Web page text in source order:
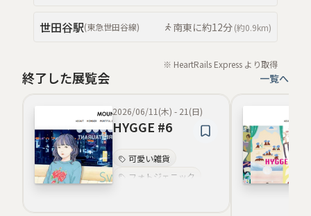
世田谷駅(東急世田谷線) 南東に約12分(約0.9km)
※ HeartRails Express より取得
終了した展覧会 一覧へ
2026/06/11(木) - 21(日)
HYGGE #6
可愛い雑貨
フォトジェニック